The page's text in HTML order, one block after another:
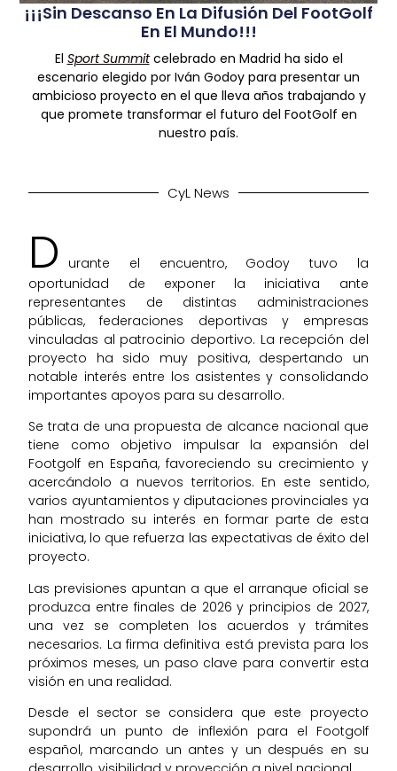
¡¡¡Sin Descanso En La Difusión Del FootGolf
En El Mundo!!!
El Sport Summitcelebrado en Madrid ha sido el
escenario elegido por Iván Godoy para presentar un
ambicioso proyecto en el que lleva años trabajando y
que promete transformar el futuro del FootGolf en
nuestro país.
CyL News
D
urante el encuentro, Godoy tuvo la
oportunidad de exponer la iniciativa ante
representantes de distintas administraciones
públicas, federaciones deportivas y empresas
vinculadas al patrocinio deportivo. La recepción del
proyecto ha sido muy positiva, despertando un
notable interés entre los asistentes y consolidando
importantes apoyos para su desarrollo.
Se trata de una propuesta de alcance nacional que
tiene como objetivo impulsar la expansión del
Footgolf en España, favoreciendo su crecimiento y
acercándolo a nuevos territorios. En este sentido,
varios ayuntamientos y diputaciones provinciales ya
han mostrado su interés en formar parte de esta
iniciativa, lo que refuerza las expectativas de éxito del
proyecto.
Las previsiones apuntan a que el arranque oficial se
produzca entre finales de 2026 y principios de 2027,
una vez se completen los acuerdos y trámites
necesarios. La firma definitiva está prevista para los
próximos meses, un paso clave para convertir esta
visión en una realidad.
Desde el sector se considera que este proyecto
supondrá un punto de inflexión para el Footgolf
español, marcando un antes y un después en su